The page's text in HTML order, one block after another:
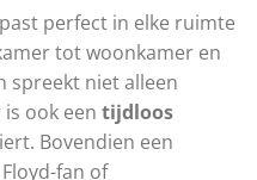
perfect in elke ruimte
tot woonkamer en
spreekt niet alleen
ook een tijdloos
Bovendien een
fan of